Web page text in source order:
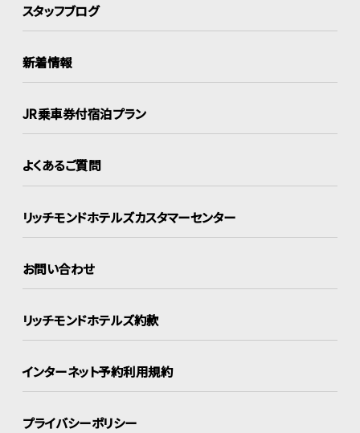
スタッフブログ
新着情報
JR乗車券付宿泊プラン
よくあるご質問
リッチモンドホテルズカスタマーセンター
お問い合わせ
リッチモンドホテルズ約款
インターネット予約利用規約
プライバシーポリシー